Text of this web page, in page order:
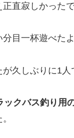
直寂しかったで
目一杯遊べた
久しぶりに1人
ックバス釣り用